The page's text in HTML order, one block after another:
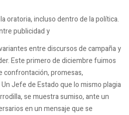
oratoria, incluso dentro de la política.
publicidad y
entre discursos de campaña y
Este primero de diciembre fuimos
confrontación, promesas,
Jefe de Estado que lo mismo plagia
se muestra sumiso, ante un
en un mensaje que se